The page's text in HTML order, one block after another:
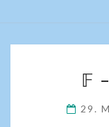
𝔽
29.